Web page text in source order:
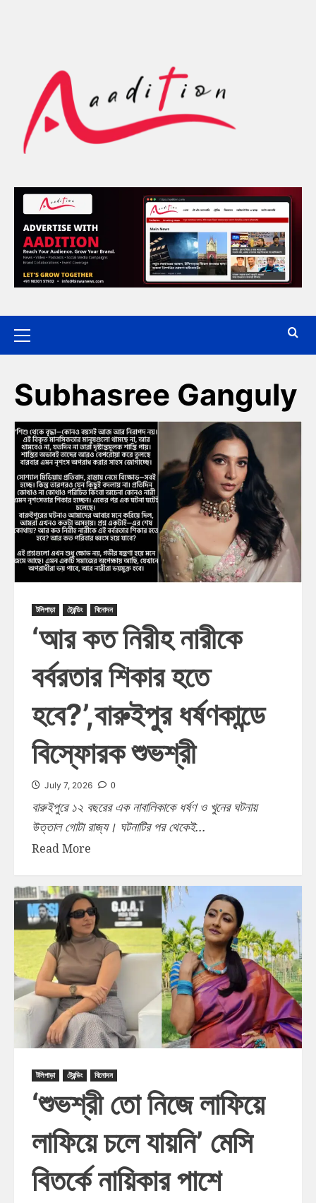
Subhasree Ganguly
টলিপাড়া ট্রেন্ডিং বিনোদন
‘আর কত নিরীহ নারীকে
বর্বরতার শিকার হতে
হবে?’,বারুইপুর ধর্ষণকান্ডে
বিস্ফোরক শুভশ্রী
July 7, 2026 0
বারুইপুরে ১২ বছরের এক নাবালিকাকে ধর্ষণ ও খুনের ঘটনায়
উত্তাল গোটা রাজ্য। ঘটনাটির পর থেকেই...
Read More
টলিপাড়া ট্রেন্ডিং বিনোদন
‘শুভশ্রী তো নিজে লাফিয়ে
লাফিয়ে চলে যায়নি’ মেসি
বিতর্কে নায়িকার পাশে